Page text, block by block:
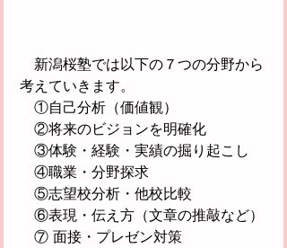
新潟桜塾では以下の７つの分野から
考えていきます。
①自己分析（価値観）
②将来のビジョンを明確化
③体験・経験・実績の掘り起こし
④職業・分野探求
⑤志望校分析・他校比較
⑥表現・伝え方（文章の推敲など）
⑦ 面接・プレゼン対策